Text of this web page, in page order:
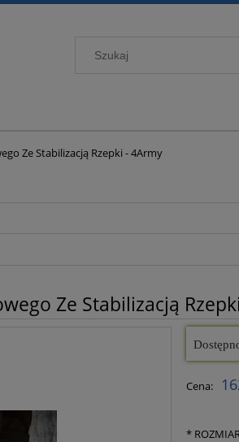
Ze Stabilizacją Rzepki - 4Army
Ze Stabilizacją
Cena:
*